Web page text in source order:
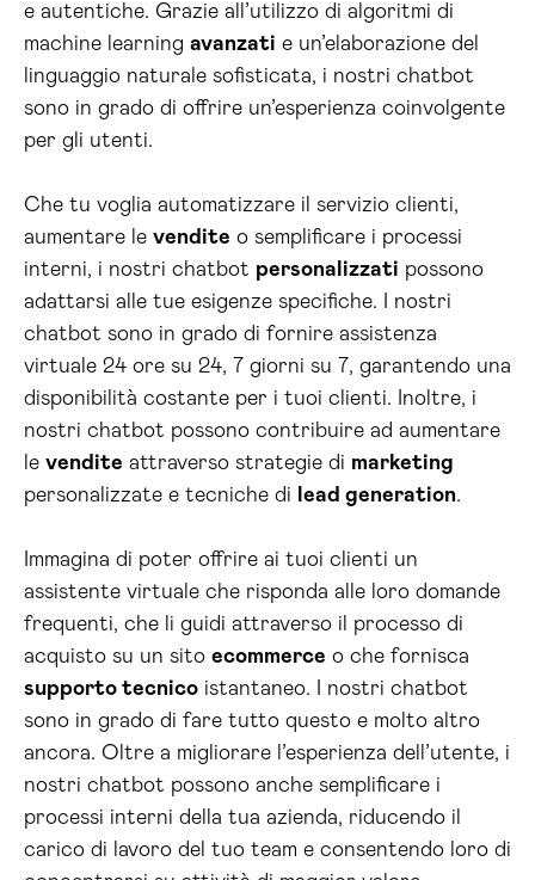
e autentiche. Grazie all’utilizzo di algoritmi di
machine learning avanzati e un’elaborazione del
linguaggio naturale sofisticata, i nostri chatbot
sono in grado di offrire un’esperienza coinvolgente
per gli utenti.
Che tu voglia automatizzare il servizio clienti,
aumentare le vendite o semplificare i processi
interni, i nostri chatbot personalizzati possono
adattarsi alle tue esigenze specifiche. I nostri
chatbot sono in grado di fornire assistenza
virtuale 24 ore su 24, 7 giorni su 7, garantendo una
disponibilità costante per i tuoi clienti. Inoltre, i
nostri chatbot possono contribuire ad aumentare
le vendite attraverso strategie di marketing
personalizzate e tecniche di
lead generation.
Immagina di poter offrire ai tuoi clienti un
assistente virtuale che risponda alle loro domande
frequenti, che li guidi attraverso il processo di
acquisto su un sito ecommerce o che fornisca
supporto tecnico istantaneo. I nostri chatbot
sono in grado di fare tutto questo e molto altro
ancora. Oltre a migliorare l’esperienza dell’utente, i
nostri chatbot possono anche semplificare i
processi interni della tua azienda, riducendo il
carico di lavoro del tuo team e consentendo loro di